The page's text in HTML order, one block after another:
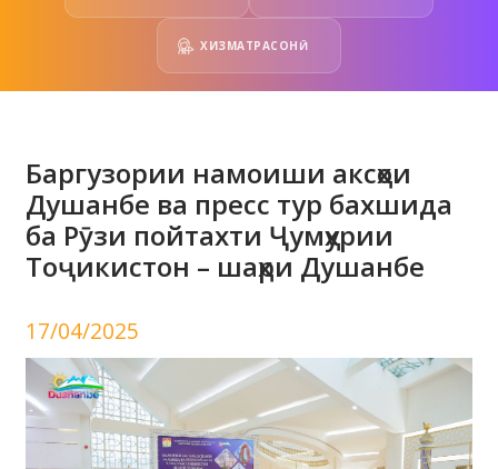
ХИЗМАТРАСОНӢ
Баргузории намоиши аксҳои
Душанбе ва пресс тур бахшида
ба Рӯзи пойтахти Ҷумҳурии
Тоҷикистон – шаҳри Душанбе
17/04/2025